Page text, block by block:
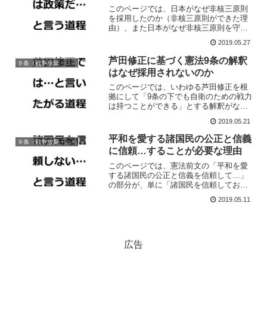
このページでは、日本がなぜ非核三原則
を採用したのか（非核三原則ができた理
由）、また日本がなぜ非核三原則を守り
続けなければならないのかという点につ
2019.05.27
９条（戦争放棄・戦力/交戦権の否認）
芦田修正に基づく憲法9条の解釈
はなぜ採用されないのか
このページでは、いわゆる芦田修正を根
拠にして「9条の下でも自衛のための戦力
は持つことができる」とする解釈がなぜ
か、その問題点についてわかりやすく解
説しています。
2019.05.21
９条（戦争放棄・戦力/交戦権の否認）
平和を愛する諸国民の公正と信義
に信頼…することが必要な理由
このページでは、憲法前文の「平和を愛
する諸国民の公正と信義を信頼して…」
の部分が、単に「諸国民を信頼しておけ
待を意味しているわけではないという点
2019.05.11
広告